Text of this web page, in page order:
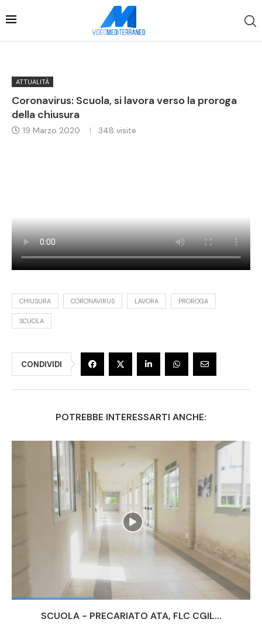
ATTUALITÀ
Coronavirus: Scuola, si lavora verso la proroga
della chiusura
19 Marzo 2020 348 visite
CHIUSURA CORONAVIRUS LAVORA PROROGA
SCUOLA
CONDIVIDI
POTREBBE INTERESSARTI ANCHE:
SCUOLA - PRECARIATO ATA, FLC CGIL...